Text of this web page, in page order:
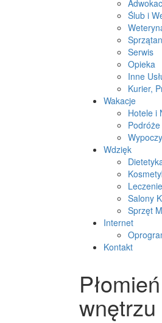
Ślub i
Serwis
Opieka
Inne
Kurier,
Wakacje
Hotele i
Podróże
Wdzięk
Leczenie
Salony
Sprzęt
Internet
Kontakt
wnętrzu